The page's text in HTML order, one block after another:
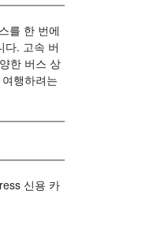
를 한 번에
다. 고속 버
한 버스 상
행하려는
신용 카